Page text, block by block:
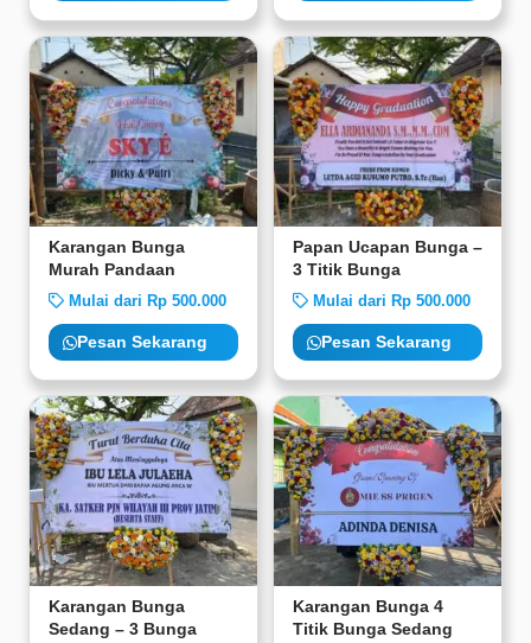
Karangan Bunga
Murah Pandaan
Mulai dari Rp 500.000
Pesan Sekarang
Papan Ucapan Bunga –
3 Titik Bunga
Mulai dari Rp 500.000
Pesan Sekarang
Karangan Bunga
Sedang – 3 Bunga
Karangan Bunga 4
Titik Bunga Sedang